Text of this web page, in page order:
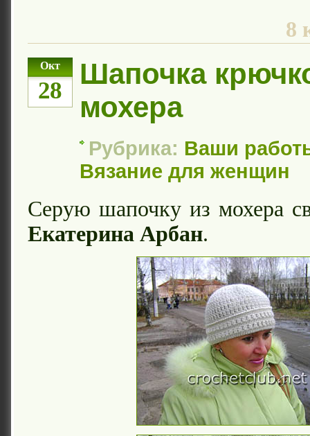
8
Окт
28
Шапочка
мохера
Рубрика: Ваши
Вязание для женщин
Серую шапочку из мохера
Екатерина Арбан.